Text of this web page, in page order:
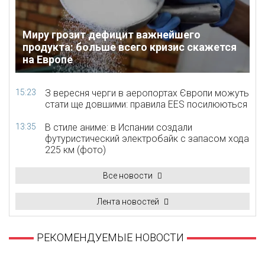
Миру грозит дефицит важнейшего
продукта: больше всего кризис скажется
на Европе
15:23
З вересня черги в аеропортах Європи можуть
стати ще довшими: правила EES посилюються
13:35
В стиле аниме: в Испании создали
футуристический электробайк с запасом хода
225 км (фото)
Все новости
Лента новостей
РЕКОМЕНДУЕМЫЕ НОВОСТИ